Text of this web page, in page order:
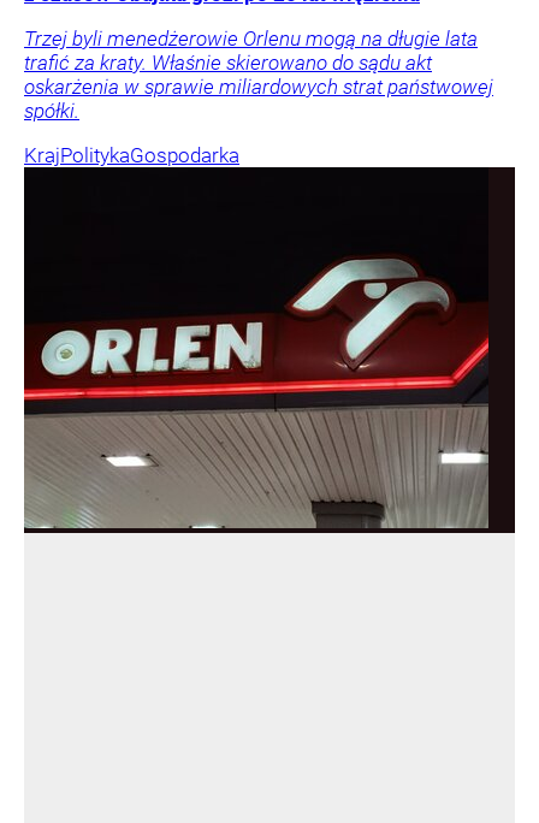
Trzej byli menedżerowie Orlenu mogą na długie lata
trafić za kraty. Właśnie skierowano do sądu akt
oskarżenia w sprawie miliardowych strat państwowej
spółki.
KrajPolitykaGospodarka